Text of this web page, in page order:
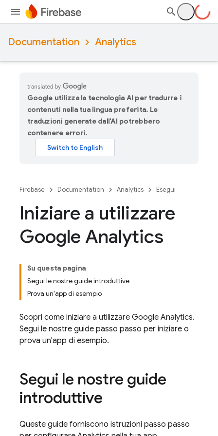
Documentation Analytics
Google utilizza la tecnologia AI per tradurre i
contenuti nella tua lingua preferita. Le
traduzioni generate dall'AI potrebbero
contenere errori.
Firebase Documentation Analytics Esegui
Iniziare a utilizzare
Google Analytics
Su questa pagina
Segui le nostre guide introduttive
Prova un'app di esempio
Scopri come iniziare a utilizzare Google Analytics.
Segui le nostre guide passo passo per iniziare o
prova un'app di esempio.
Segui le nostre guide
introduttive
Queste guide forniscono istruzioni passo passo